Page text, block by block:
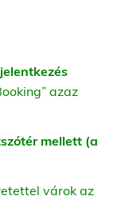
azaz
mellett (a
várok az